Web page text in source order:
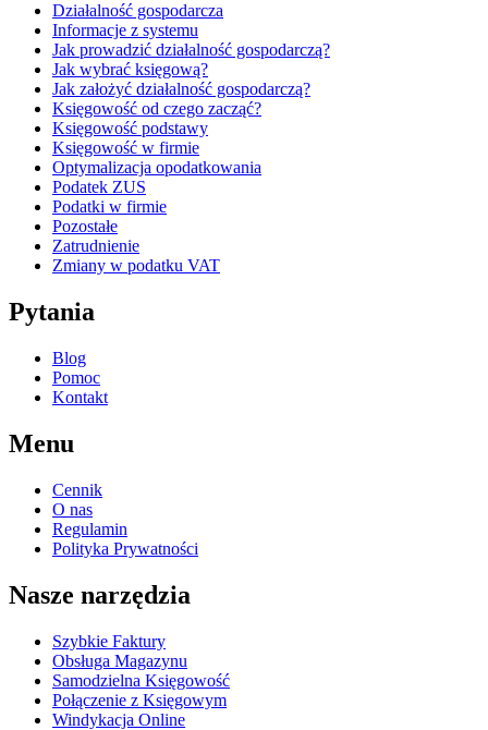
Działalność gospodarcza
Informacje z systemu
Jak prowadzić działalność gospodarczą?
Jak wybrać księgową?
Jak założyć działalność gospodarczą?
Księgowość od czego zacząć?
Księgowość podstawy
Księgowość w firmie
Optymalizacja opodatkowania
Podatek ZUS
Podatki w firmie
Pozostałe
Zatrudnienie
Zmiany w podatku VAT
Pytania
Blog
Pomoc
Kontakt
Menu
Cennik
O nas
Regulamin
Polityka Prywatności
Nasze narzędzia
Szybkie Faktury
Obsługa Magazynu
Samodzielna Księgowość
Połączenie z Księgowym
Windykacja Online